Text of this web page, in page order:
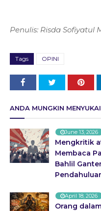
Penulis: Risda Sofiyatul
Tags OPINI
ANDA MUNGKIN
June 13, 2026
Mengkritik
Membaca
Bahlil
April 18, 2026
Orang